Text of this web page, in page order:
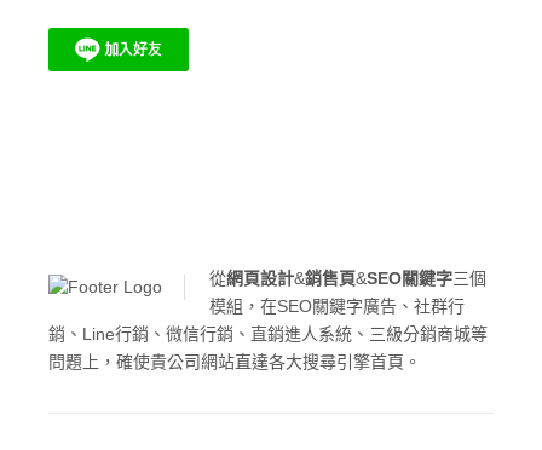
從網頁設計&銷售頁&SEO關鍵字三個
模組，在SEO關鍵字廣告、社群行
銷、Line行銷、微信行銷、直銷進人系統、三級分銷商城等
問題上，確使貴公司網站直達各大搜尋引擎首頁。